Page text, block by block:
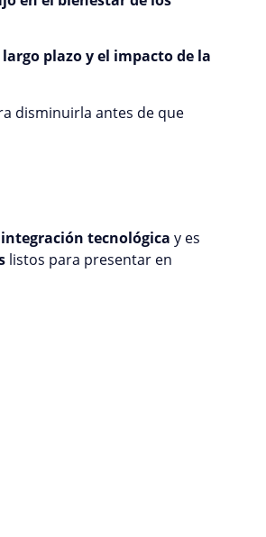
plazo y el impacto de la
disminuirla antes de que
tecnológica y es
listos para presentar en